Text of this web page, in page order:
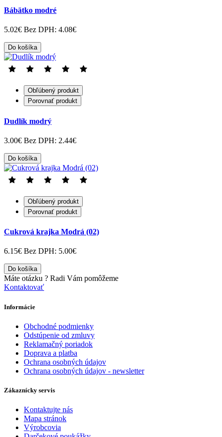
Bábätko modré
5.02€ Bez DPH: 4.08€
Do košíka
Obľúbený produkt
Porovnať produkt
Dudlík modrý
3.00€ Bez DPH: 2.44€
Do košíka
Obľúbený produkt
Porovnať produkt
Cukrová krajka Modrá (02)
6.15€ Bez DPH: 5.00€
Do košíka
Máte otázku ? Radi Vám pomôžeme
Kontaktovať
Informácie
Obchodné podmienky
Odstúpenie od zmluvy
Reklamačný poriadok
Doprava a platba
Ochrana osobných údajov
Ochrana osobných údajov - newsletter
Zákaznícky servis
Kontaktujte nás
Mapa stránok
Výrobcovia